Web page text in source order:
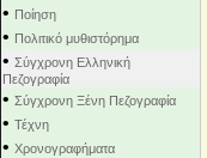
• Ποίηση
• Πολιτικό μυθιστόρημα
• Σύγχρονη Ελληνική
Πεζογραφία
• Σύγχρονη Ξένη Πεζογραφία
• Τέχνη
• Χρονογραφήματα